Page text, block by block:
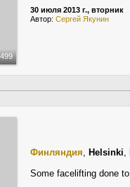
499
30 июля 2013 г., вторник
Автор: Сергей Якунин
Финляндия, Helsinki,
Some facelifting done